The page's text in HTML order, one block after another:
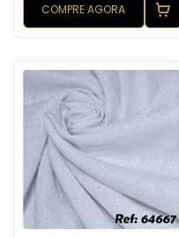
COMPRE AGORA